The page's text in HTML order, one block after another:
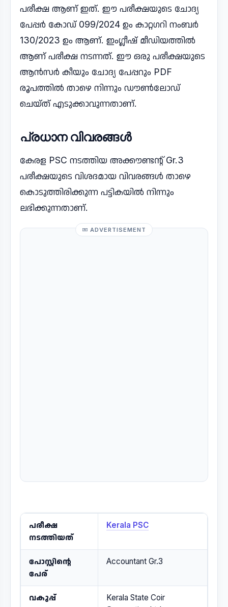
പരീക്ഷ ആണ് ഇത്. ഈ പരീക്ഷയുടെ ചോദ്യ
പേപ്പർ കോഡ് 099/2024 ഉം കാറ്റഗറി നംബർ
130/2023 ഉം ആണ്. ഇംഗ്ലീഷ് മീഡിയത്തിൽ
ആണ് പരീക്ഷ നടന്നത്. ഈ ഒരു പരീക്ഷയുടെ
ആൻസർ കീയും ചോദ്യ പേപ്പറും PDF
രൂപത്തിൽ താഴെ നിന്നും ഡൗൺലോഡ്
ചെയ്ത് എടുക്കാവുന്നതാണ്.
പ്രധാന വിവരങ്ങൾ
കേരള PSC നടത്തിയ അക്കൗണ്ടന്റ് Gr.3
പരീക്ഷയുടെ വിശദമായ വിവരങ്ങൾ താഴെ
കൊടുത്തിരിക്കുന്ന പട്ടികയിൽ നിന്നും
ലഭിക്കുന്നതാണ്.
ADVERTISEMENT
പരീക്ഷ
നടത്തിയത്
Kerala PSC
പോസ്റ്റിന്റെ
പേര്
Accountant Gr.3
വകുപ്പ്
Kerala State Coir